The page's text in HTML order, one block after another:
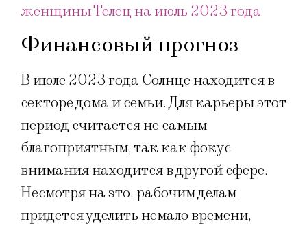
женщины Телец на июль 2023 года
Финансовый прогноз
В июле 2023 года Солнце находится в
секторе дома и семьи. Для карьеры этот
период считается не самым
благоприятным, так как фокус
внимания находится в другой сфере.
Несмотря на это, рабочим делам
придется уделить немало времени,